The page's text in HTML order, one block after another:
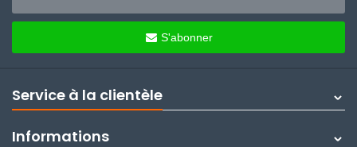
S'abonner
Service à la clientèle
Informations